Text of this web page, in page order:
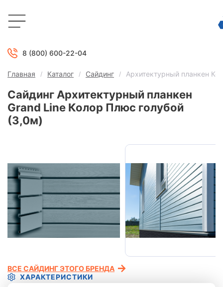
8 (800) 600-22-04
Главная Каталог Сайдинг Архитектурный планкен
Сайдинг Архитектурный планкен
Grand Line Колор Плюс голубой
(3,0м)
ХАРАКТЕРИСТИКИ
ВСЕ САЙДИНГ ЭТОГО БРЕНДА